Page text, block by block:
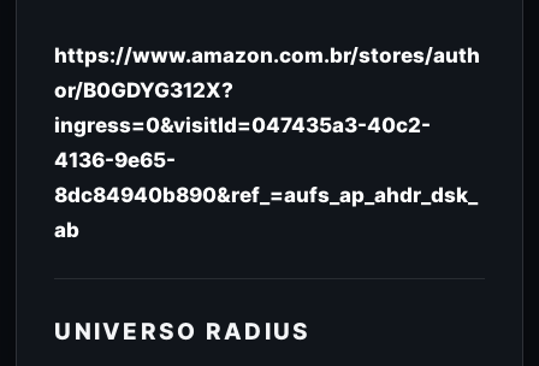
https://www.amazon.com.br/stores/auth
or/B0GDYG312X?
ingress=0&visitId=047435a3-40c2-
4136-9e65-
8dc84940b890&ref_=aufs_ap_ahdr_dsk_
ab
UNIVERSO RADIUS